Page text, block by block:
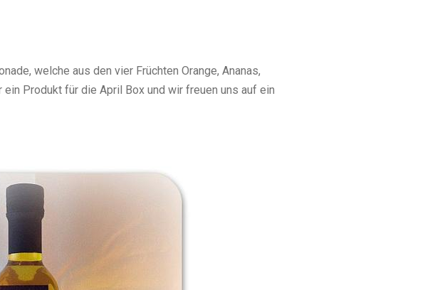
welche aus den vier Früchten Orange, Ananas,
Produkt für die April Box und wir freuen uns auf ein